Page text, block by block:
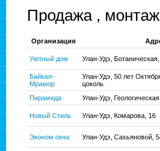
Продажа , монтаж
Организация
Уютный дом Улан-Удэ,
Байкал-
Мрамор
Улан-Удэ, 50 лет
цоколь
Пирамида
Улан-Удэ,
Новый Стиль Улан-Удэ, Комарова, 16
Эконом окна Улан-Удэ, Сахьяновой,